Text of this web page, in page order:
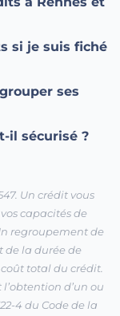
si je suis fiché
ses
il sécurisé ?
Un crédit vous
capacités de
regroupement de
de la durée de
total du crédit.
d’un ou
4 du Code de la